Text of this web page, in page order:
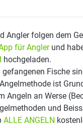
Angler folgen dem
für Anglerund
hochgeladen.
Fische
ist
Angeln an Werse
und
ALLE ANGELN